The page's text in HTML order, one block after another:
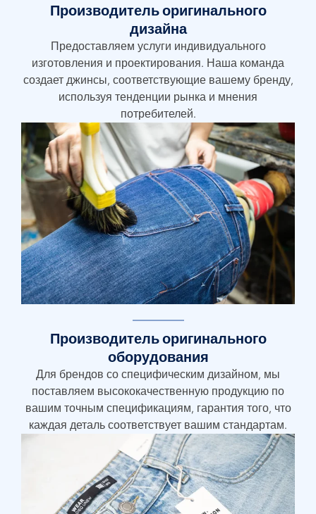
Производитель оригинального
дизайна
Предоставляем услуги индивидуального
изготовления и проектирования. Наша команда
создает джинсы, соответствующие вашему бренду,
используя тенденции рынка и мнения
потребителей.
Производитель оригинального
оборудования
Для брендов со специфическим дизайном, мы
поставляем высококачественную продукцию по
вашим точным спецификациям, гарантия того, что
каждая деталь соответствует вашим стандартам.